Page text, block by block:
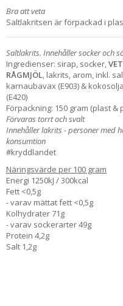
Bra att veta
Saltlakritsen är förpackad i
Saltlakrits. Innehåller socker och
Ingredienser: sirap, socker,
RÅGMJÖL , lakrits, arom, inkl.
karnaubavax (E903) &
(E420)
Förpackning: 150 gram (plast &
Förvaras torrt och svalt
Innehåller lakrits - personer med
konsumtion
#kryddlandet
Näringsvärde per 100 gram
Energi 1250kJ / 300kcal
Fett <0,5g
- varav mättat fett <0,5g
Kolhydrater 71g
- varav sockerarter 49g
Protein 4,2g
Salt 1,2g